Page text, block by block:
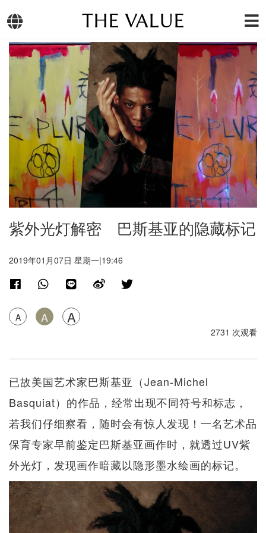
THE VALUE
紫外光灯解密 巴斯基亚的隐藏标记
2019年01月07日 星期一|19:46
A A A
2731 次观看
已故美国艺术家巴斯基亚（Jean-Michel
Basquiat）的作品，经常出现不同符号和标志，
若我们仔细察看，随时会有惊人发现！一名艺术品
保育专家早前鉴定巴斯基亚画作时，就透过UV紫
外光灯，发现画作暗藏以隐形墨水绘画的标记。